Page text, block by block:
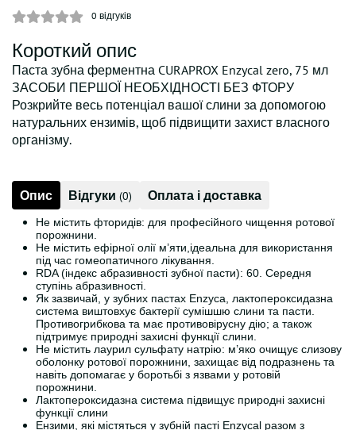
0 відгуків
Короткий опис
Паста зубна ферментна CURAPROX Enzycal zero, 75 мл
ЗАСОБИ ПЕРШОЇ НЕОБХІДНОСТІ БЕЗ ФТОРУ
Розкрийте весь потенціал вашої слини за допомогою
натуральних ензимів, щоб підвищити захист власного
організму.
Опис Відгуки (0) Оплата і доставка
Не містить фторидів: для професійного чищення ротової
порожнини.
Не містить ефірної олії м’яти,ідеальна для використання
під час гомеопатичного лікування.
RDA (індекс абразивності зубної пасти): 60. Середня
ступінь абразивності.
Як зазвичай, у зубних пастах Enzyca, лактопероксидазна
система виштовхує бактерії сумішшю слини та пасти.
Противогрибкова та має противовірусну дію; а також
підтримує природні захисні функції слини.
Не містить лаурил сульфату натрію: м’яко очищує слизову
оболонку ротової порожнини, захищає від подразнень та
навіть допомагає у боротьбі з язвами у ротовій
порожнини.
Лактопероксидазна система підвищує природні захисні
функції слини
Ензими, які містяться у зубній пасті Enzycal разом з